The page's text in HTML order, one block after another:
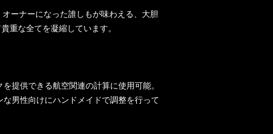
ーナーになった誰しもが味わえる、大胆
重な全てを凝縮しています。
提供できる航空関連の計算に使用可能。
男性向けにハンドメイドで調整を行って